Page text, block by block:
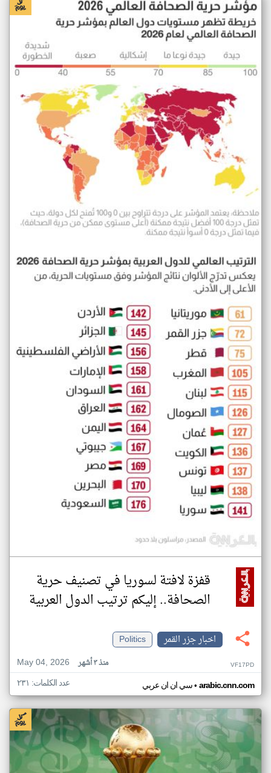
قفزة لافتة لسوريا في تصنيف حرية
الصحافة.. إليكم ترتيب الدول العربية
اخبار جزر القمر
Politics
May 04, 2026
منذ ٣ أشهر VF17PD
سي ان ان عربي• arabic.cnn.com عدد الكلمات: ٢٣١